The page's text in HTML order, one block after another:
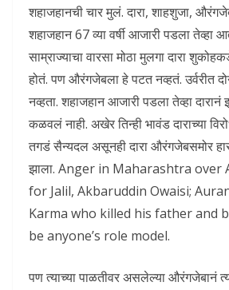
शहाजहानची चार मुलं. दारा, शाहशुजा,
शहाजहान 67 व्या वर्षी आजारी पडला तेव्हा
साम्राज्याचा वारसा मोठा मुलगा दारा
होतं. पण औरंगजेबला हे पटत नव्हतं. उर्वरीत
नव्हता. शहाजहान आजारी पडला तेव्हा दारानं
कळवलं नाही. अखेर तिन्ही भावंड दाराच्या
तगडं सैन्यदल असूनही दारा औरंगजेबसमोर
झाला. Anger in Maharashtra over
for Jalil, Akbaruddin Owaisi;
Karma who killed his father and
be anyone’s role model.
पण त्याच्या पाळतीवर असलेल्या औरंगजेबानं